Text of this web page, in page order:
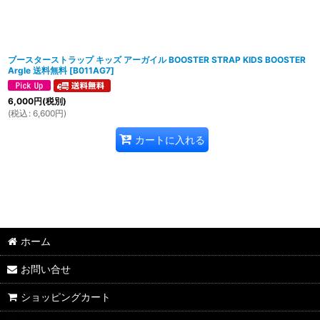
ブースターストラップ キッズ アーガイル BOOSTER STRAP KIDS BOOSTER
Argle 送料無料 [B011AG7]
6,000円(税別)
(税込 : 6,600円)
カートに入れる
ホーム
お問い合せ
ショッピングカート